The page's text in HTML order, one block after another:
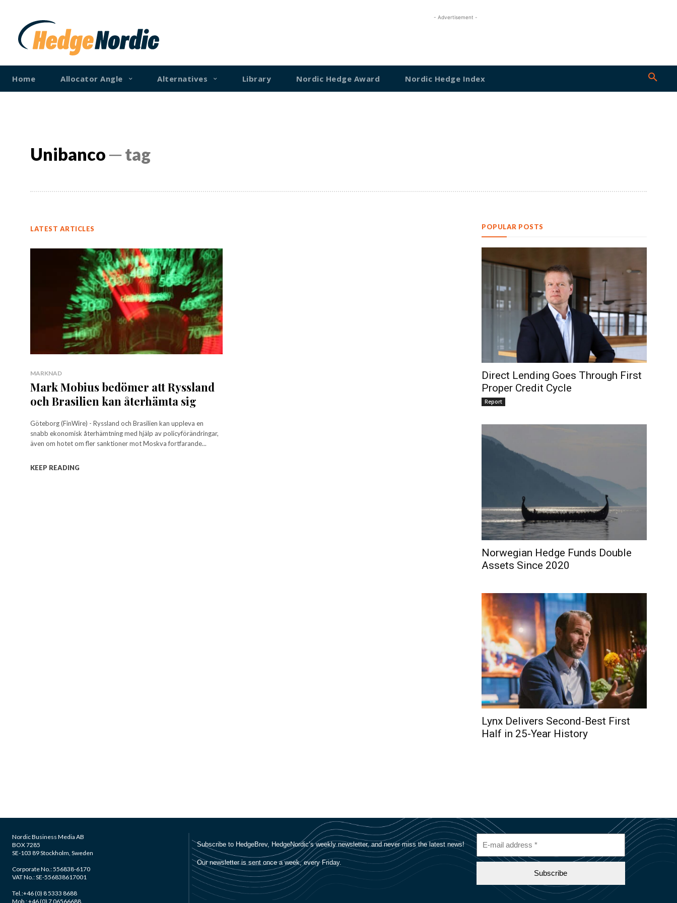
- Advertisement -
Home Allocator Angle Alternatives Library Nordic Hedge Award Nordic Hedge Index
Unibanco─ tag
LATEST ARTICLES
MARKNAD
Mark Mobius bedömer att Ryssland
och Brasilien kan återhämta sig
Göteborg (FinWire) - Ryssland och Brasilien kan uppleva en
snabb ekonomisk återhämtning med hjälp av policyförändringar,
även om hotet om fler sanktioner mot Moskva fortfarande...
KEEP READING
POPULAR POSTS
Direct Lending Goes Through First
Proper Credit Cycle
Report
Norwegian Hedge Funds Double
Assets Since 2020
Lynx Delivers Second-Best First
Half in 25-Year History
Nordic Business Media AB
BOX 7285
SE-103 89 Stockholm, Sweden
Corporate No.: 556838-6170
VAT No.: SE-556838617001
Tel.:+46 (0) 8 5333 8688
Mob.: +46 (0) 7 06566688